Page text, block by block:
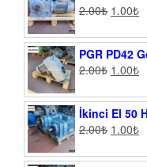
2.00₺ 1.00₺
PGR PD42
2.00₺ 1.00₺
İkinci El 50
2.00₺ 1.00₺